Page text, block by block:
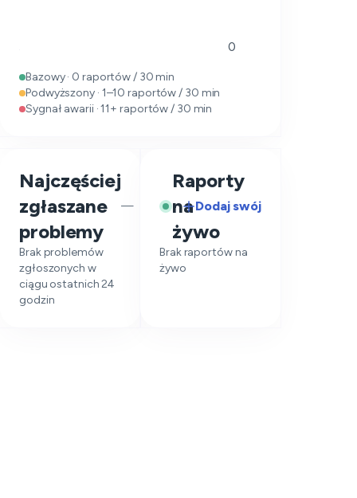
0
Bazowy · 0 raportów / 30 min
Podwyższony · 1–10 raportów / 30 min
Sygnał awarii · 11+ raportów / 30 min
Najczęściej
zgłaszane
problemy
—
Brak problemów
zgłoszonych w
ciągu ostatnich 24
godzin
Raporty
na
żywo
Dodaj swój
Brak raportów na
żywo